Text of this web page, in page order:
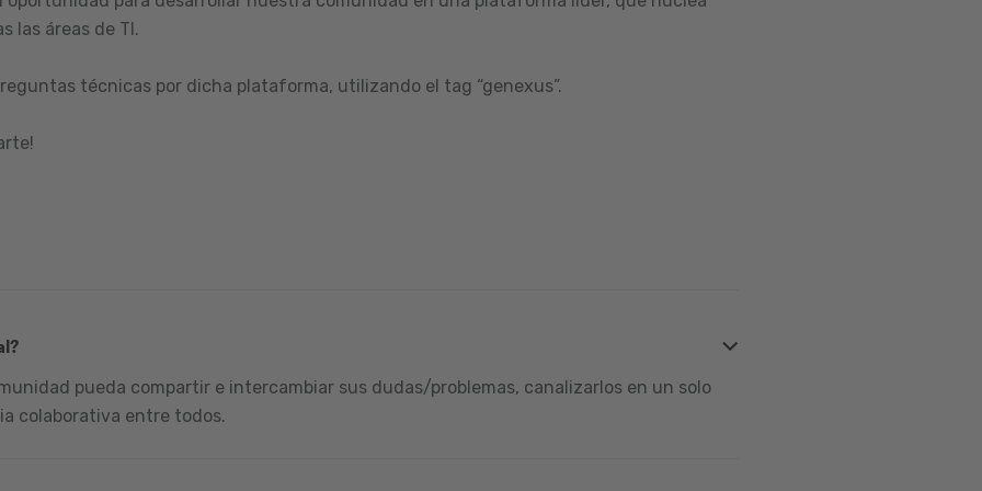
las áreas de TI.
técnicas por dicha plataforma, utilizando el tag “genexus”.
pueda compartir e intercambiar sus dudas/problemas, canalizarlos en un solo
colaborativa entre todos.